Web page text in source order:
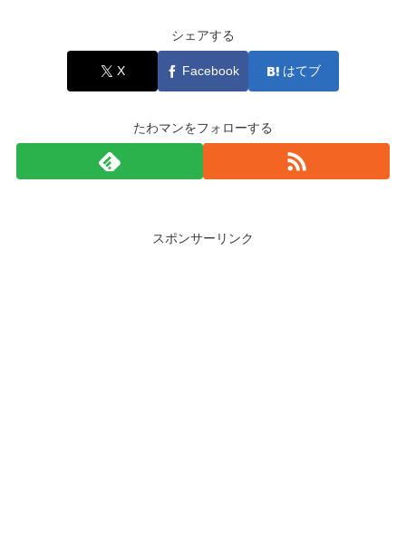
シェアする
X Facebook はてブ
たわマンをフォローする
スポンサーリンク